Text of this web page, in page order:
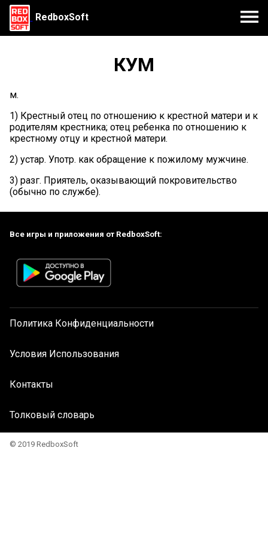
RedboxSoft
КУМ
м.
1) Крестный отец по отношению к крестной матери и к
родителям крестника; отец ребенка по отношению к
крестному отцу и крестной матери.
2) устар. Употр. как обращение к пожилому мужчине.
3) разг. Приятель, оказывающий покровительство
(обычно по службе).
Все игры и приложения от RedboxSoft:
Политика Конфиденциальности
Условия Использования
Контакты
Толковый словарь
© 2019 RedboxSoft